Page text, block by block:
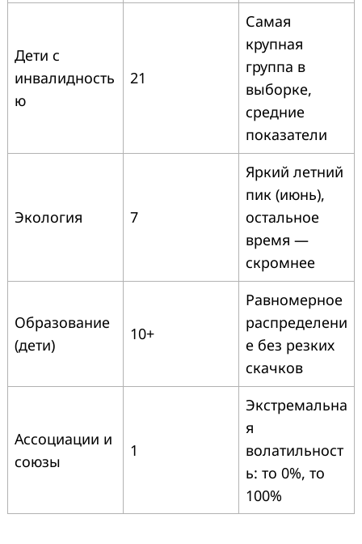
Дети с
инвалидность
ю
21
Самая
крупная
группа в
выборке,
средние
показатели
Экология 7
Яркий летний
пик (июнь),
остальное
время —
скромнее
Образование
(дети)
10+
Равномерное
распределени
е без резких
скачков
Ассоциации и
союзы
1
Экстремальна
я
волатильност
ь: то 0%, то
100%